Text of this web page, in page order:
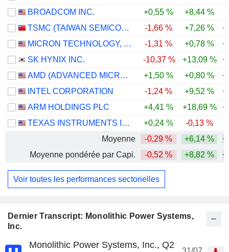
Dernier Transcript: Monolithic Power Systems,
Inc.
Monolithic Power Systems, Inc., Q2
BROADCOM INC.
+0,55 % +8,44 %
TSMC (TAIWAN SEMICONDUCTOR MANUFACTURING COMPANY)
-1,66 % +7,26 %
MICRON TECHNOLOGY, INC.
-1,31 % +0,78 %
SK HYNIX INC.
-10,37 % +13,09 %
AMD (ADVANCED MICRO DEVICES)
+1,50 % +0,80 %
INTEL CORPORATION
-1,24 % +9,52 %
ARM HOLDINGS PLC
+4,41 % +18,69 %
TEXAS INSTRUMENTS INCORPORATED
+0,24 % -0,13 %
Moyenne
-0,29 % +6,14 %
Moyenne pondérée par Capi.
-0,52 % +8,82 %
Voir toutes les performances sectorielles